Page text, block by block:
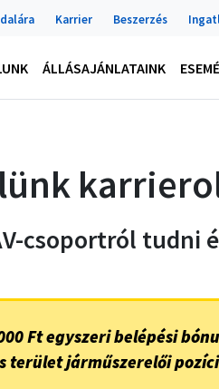
Karrier Beszerzés
ÁLLÁSAJÁNLATAINK
csoportról tudni
Ft egyszeri belépési
terület járműszerelői